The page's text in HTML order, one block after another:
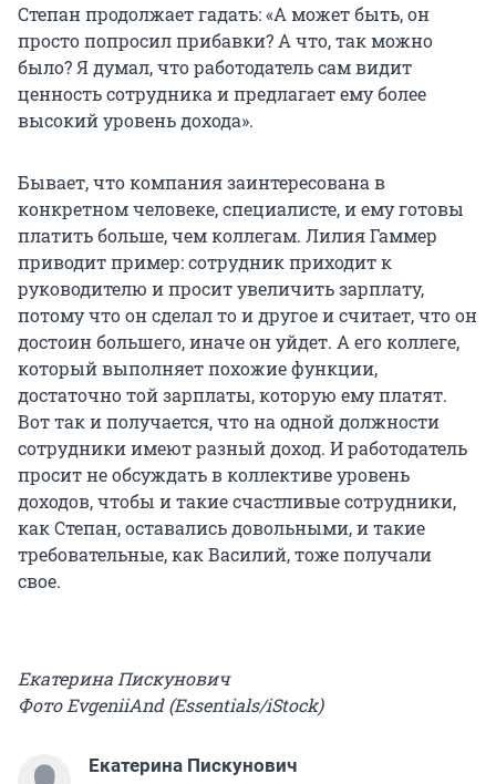
Степан продолжает гадать: «А может быть, он
просто попросил прибавки? А что, так можно
было? Я думал, что работодатель сам видит
ценность сотрудника и предлагает ему более
высокий уровень дохода».
Бывает, что компания заинтересована в
конкретном человеке, специалисте, и ему готовы
платить больше, чем коллегам. Лилия Гаммер
приводит пример: сотрудник приходит к
руководителю и просит увеличить зарплату,
потому что он сделал то и другое и считает, что он
достоин большего, иначе он уйдет. А его коллеге,
который выполняет похожие функции,
достаточно той зарплаты, которую ему платят.
Вот так и получается, что на одной должности
сотрудники имеют разный доход. И работодатель
просит не обсуждать в коллективе уровень
доходов, чтобы и такие счастливые сотрудники,
как Степан, оставались довольными, и такие
требовательные, как Василий, тоже получали
свое.
Екатерина Пискунович
Фото EvgeniiAnd (Essentials/iStock)
Екатерина Пискунович